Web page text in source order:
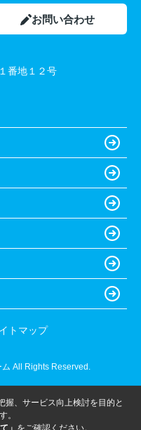
お問い合わせ
番地１２号
トマップ
All Rights Reserved.
握、サービス向上検討を目的と
。
」 をご確認ください。